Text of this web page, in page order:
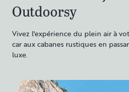
Outdoorsy
Vivez l'expérience du plein air à
car aux cabanes rustiques en
luxe.